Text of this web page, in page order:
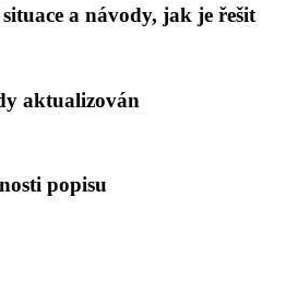
a návody, jak je řešit
aktualizován
popisu